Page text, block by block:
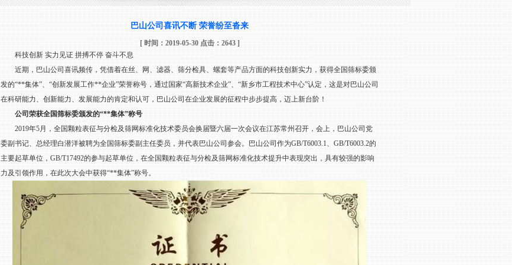
巴山公司喜讯不断 荣誉纷至沓来
[ 时间：2019-05-30 点击：2643 ]
科技创新 实力见证 拼搏不停 奋斗不息
近期，巴山公司喜讯频传，凭借着在丝、网、滤器、筛分检具、螺套等产品方面的科技创新实力，获得全国筛标委颁
发的“**集体”、“创新发展工作**企业”荣誉称号，通过国家“高新技术企业”、“新乡市工程技术中心”认定，这是对巴山公司
在科研能力、创新能力、发展能力的肯定和认可，巴山公司在企业发展的征程中步步提高，迈上新台阶！
公司荣获全国筛标委颁发的“**集体”称号
2019年5月，全国颗粒表征与分检及筛网标准化技术委员会换届暨六届一次会议在江苏常州召开，会上，巴山公司党
委副书记、总经理白潜洋被聘为全国筛标委副主任委员，并代表巴山公司参会。巴山公司作为GB/T6003.1、GB/T6003.2的
主要起草单位，GB/T17492的参与起草单位，在全国颗粒表征与分检及筛网标准化技术提升中表现突出，具有较强的影响
力及引领作用，在此次大会中获得“**集体”称号。